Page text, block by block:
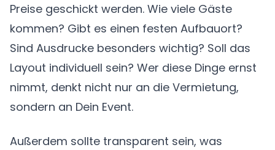
Preise geschickt werden. Wie viele Gäste
kommen? Gibt es einen festen Aufbauort?
Sind Ausdrucke besonders wichtig? Soll das
Layout individuell sein? Wer diese Dinge ernst
nimmt, denkt nicht nur an die Vermietung,
sondern an Dein Event.
Außerdem sollte transparent sein, was